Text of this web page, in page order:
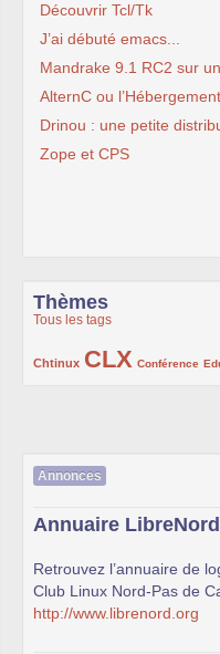
Découvrir Tcl/Tk
J’ai débuté emacs...
Mandrake 9.1 RC2 sur
AlternC ou
Drinou : une petite
Zope et CPS
Thèmes
Tous les tags
Chtinux
222/1002CLX
1002/1002 Conférence
132/1002
119/1002
168/1002
Annonces
Annuaire LibreNord
Retrouvez l’annuaire de
Club Linux Nord-Pas de
http://www.librenord.org